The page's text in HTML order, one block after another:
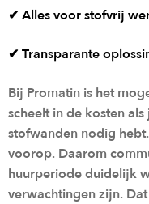
OnzeSubmenu
Blog
Over ons
Contact
✔ Alles voor stofvrij
✔ Transparante
Bij Promatin is het
scheelt in de kosten
stofwanden nodig
voorop. Daarom
huurperiode duidelijk
verwachtingen zijn.